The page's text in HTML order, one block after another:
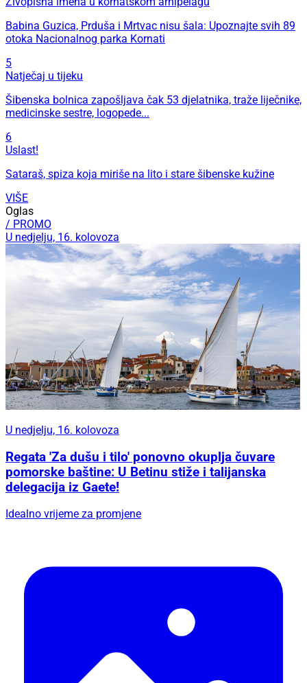
Babina Guzica, Prduša i Mrtvac nisu šala: Upoznajte svih 89
otoka Nacionalnog parka Kornati
5
Natječaj u tijeku
Šibenska bolnica zapošljava čak 53 djelatnika, traže liječnike,
medicinske sestre, logopede...
6
Uslast!
Sataraš, spiza koja miriše na lito i stare šibenske kužine
VIŠE
Oglas
/ PROMO
U nedjelju, 16. kolovoza
U nedjelju, 16. kolovoza
Regata 'Za dušu i tilo' ponovno okuplja čuvare
pomorske baštine: U Betinu stiže i talijanska
delegacija iz Gaete!
Idealno vrijeme za promjene